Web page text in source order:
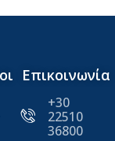
Επικοινωνία
+30
22510
36800